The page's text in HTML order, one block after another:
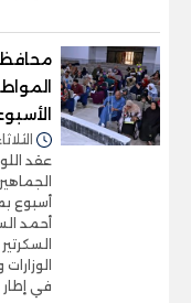
الثلاثاء 07/أبريل/2026 -
عقد
أسبوع
أحمد
في